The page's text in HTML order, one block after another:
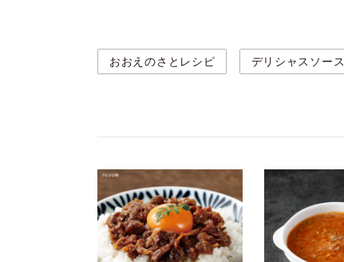
おおえのさとレシピ デリシャスソー